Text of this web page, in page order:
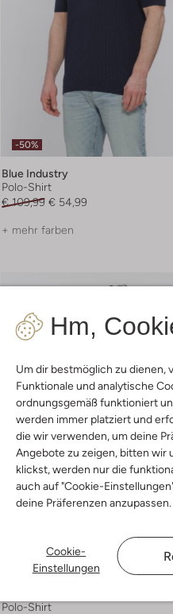
Hm,
Um dir bestmöglich zu dienen,
Funktionale und analytische
ordnungsgemäß funktioniert
werden immer platziert und
die wir verwenden, um deine
Angebote zu zeigen, bitten wir
klickst, werden nur die
auch auf "Cookie-
deine Präferenzen anzupassen.
Cookie-
Einstellungen
-50%
Blue Industry
Polo-Shirt
€ 109,99 € 54,99
+ mehr farben
-50%
Polo-Shirt